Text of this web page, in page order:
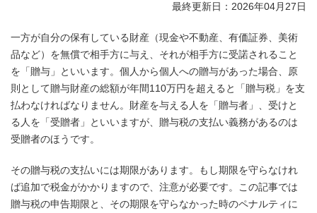
最終更新日：2026年04月27日
一方が自分の保有している財産（現金や不動産、有価証券、美術
品など）を無償で相手方に与え、それが相手方に受諾されること
を「贈与」といいます。個人から個人への贈与があった場合、原
則として贈与財産の総額が年間110万円を超えると「贈与税」を支
払わなければなりません。財産を与える人を「贈与者」、受けと
る人を「受贈者」といいますが、贈与税の支払い義務があるのは
受贈者のほうです。
その贈与税の支払いには期限があります。もし期限を守らなけれ
ば追加で税金がかかりますので、注意が必要です。この記事では
贈与税の申告期限と、その期限を守らなかった時のペナルティに